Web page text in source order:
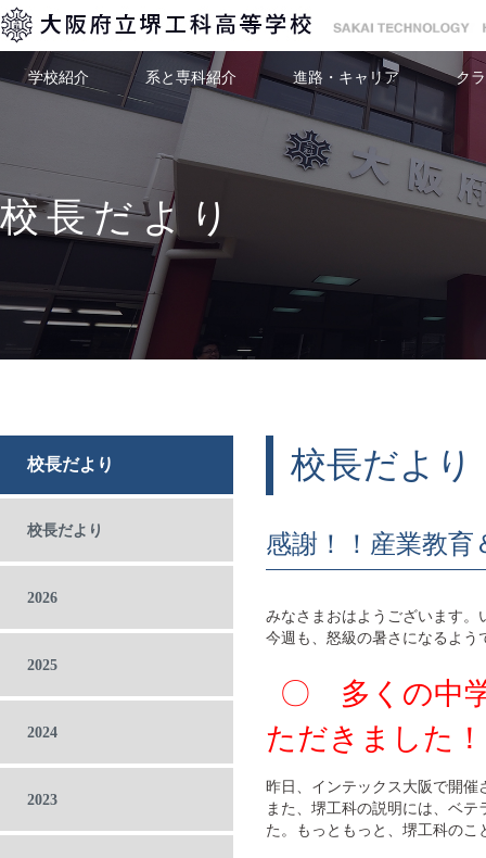
校長だより
学校紹介 系と専科紹介 進路・キャリア ク
校長だより
校長だより
2026
2025
2024
2023
校長だより
感謝！！産業教
みなさまおはようございます。
今週も、怒級の暑さになるよう
〇 多くの中
ただきました
昨日、インテックス大阪で開
また、堺工科の説明には、ベ
た。もっともっと、堺工科の